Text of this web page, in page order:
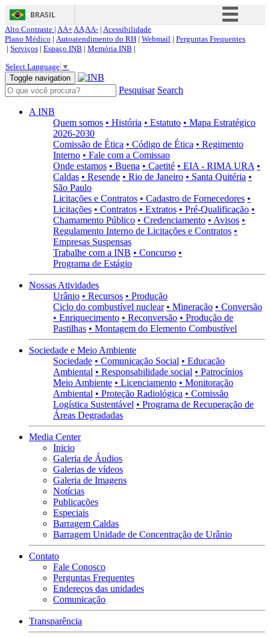
BRASIL
Simplifique!
Acesso à informação
Canais
Alto Contraste | AA+AAAA- | Acessibilidade
Plano Médico | Autoatendimento do RH | Webmail | Perguntas Frequentes
| Serviços | Espaço INB | Memória INB |
Select Language ▼
Toggle navigation
Pesquisar Search
A INB
Quem somos • História • Estatuto • Mapa Estratégico
2026-2030
Comissão de Ética • Código de Ética • Regimento
Interno • Fale com a Comissao
Onde estamos • Buena • Caetité • EIA - RIMA URA •
Caldas • Resende • Rio de Janeiro • Santa Quitéria •
São Paulo
Licitações e Contratos • Cadastro de Fornecedores •
Licitações • Contratos • Extratos • Pré-Qualificação •
Chamamento Público • Credenciamento • Avisos •
Regulamento Interno de Licitações e Contratos •
Empresas Suspensas
Trabalhe com a INB • Concurso •
Programa de Estágio
Nossas Atividades
Urânio • Recursos • Produção
Ciclo do combustível nuclear • Mineração • Conversão
• Enriquecimento • Reconversão • Produção de
Pastilhas • Montagem do Elemento Combustível
Sociedade e Meio Ambiente
Sociedade • Comunicação Social • Educação
Ambiental • Responsabilidade social • Patrocínios
Meio Ambiente • Licenciamento • Monitoração
Ambiental • Proteção Radiológica • Comissão
Logística Sustentável • Programa de Recuperação de
Áreas Degradadas
Media Center
Inicio
Galeria de Áudios
Galerias de vídeos
Galeria de Imagens
Notícias
Publicações
Especiais
Barragem Caldas
Barragem Unidade de Concentração de Urânio
Contato
Fale Conosco
Perguntas Frequentes
Endereços das unidades
Comunicação
Transparência